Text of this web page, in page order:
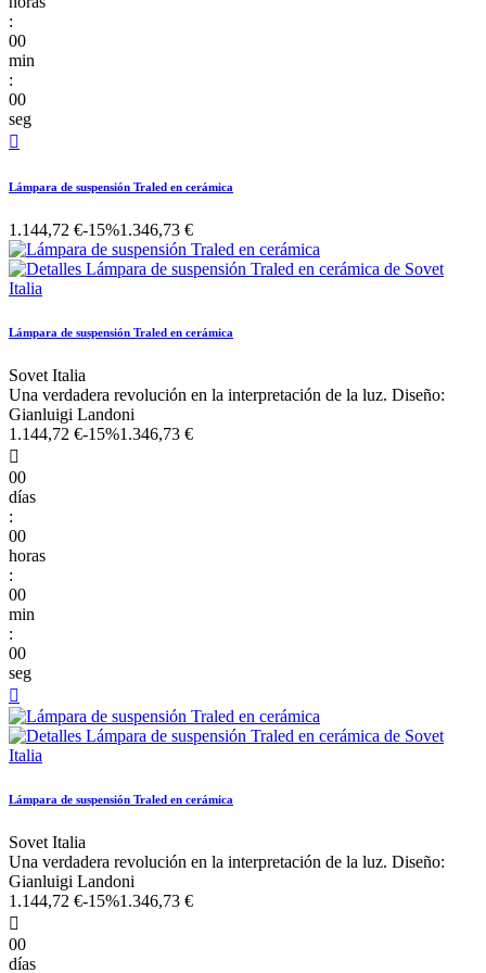
:
00
min
:
00
seg

Lámpara de suspensión Traled en cerámica
1.144,72 €-15%1.346,73 €
Lámpara de suspensión Traled en cerámica
Sovet Italia
Una verdadera revolución en la interpretación de la luz. Diseño:
Gianluigi Landoni
1.144,72 €-15%1.346,73 €

00
días
:
00
horas
:
00
min
:
00
seg

Lámpara de suspensión Traled en cerámica
Sovet Italia
Una verdadera revolución en la interpretación de la luz. Diseño:
Gianluigi Landoni
1.144,72 €-15%1.346,73 €

00
días